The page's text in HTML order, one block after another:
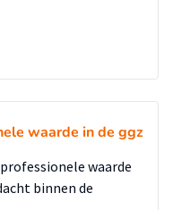
waarde in de ggz
waarde
binnen de